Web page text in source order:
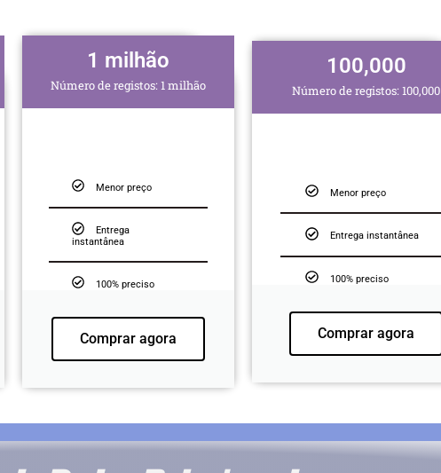
1 milhão
Número de registos: 1 milhão
Menor preço
Entrega
instantânea
100% preciso
Comprar agora
100,000
Número de registos: 100,000
Menor preço
Entrega instantânea
100% preciso
Comprar agora